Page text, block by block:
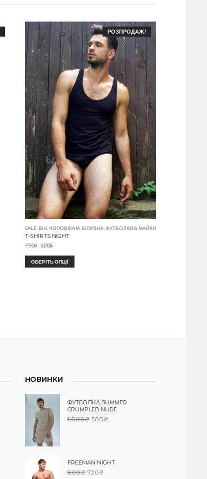
РОЗПРОДАЖ!
SALE, ВІН, ЧОЛОВІКАМ, БІЛИЗНА ФУТБОЛКИ & МАЙКИ
T-SHIRTS NIGHT
750₴ 600₴
ОБЕРІТЬ ОПЦІЇ
НОВИНКИ
ФУТБОЛКА SUMMER
CRUMPLED NUDE
1,000₴ 500₴
FREEMAN NIGHT
800₴ 720₴